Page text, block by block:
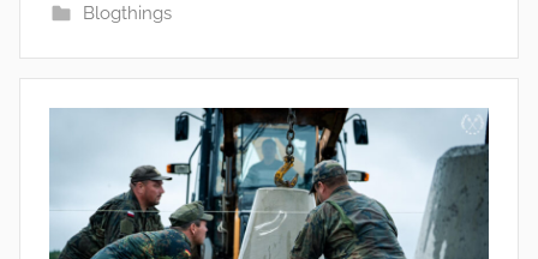
Blogthings